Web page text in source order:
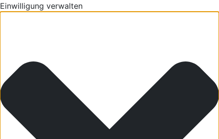
Einwilligung verwalten